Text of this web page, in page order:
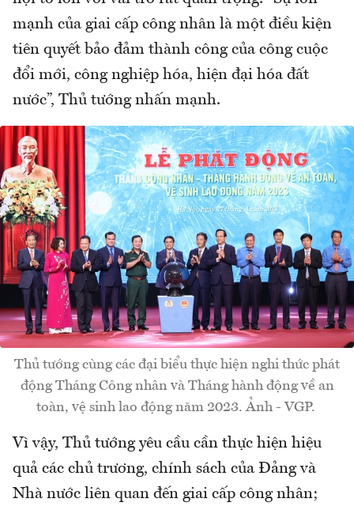
mạnh của giai cấp công nhân là một điều kiện
tiên quyết bảo đảm thành công của công cuộc
đổi mới, công nghiệp hóa, hiện đại hóa đất
nước”, Thủ tướng nhấn mạnh.
Thủ tướng cùng các đại biểu thực hiện nghi thức phát
động Tháng Công nhân và Tháng hành động về an
toàn, vệ sinh lao động năm 2023. Ảnh - VGP.
Vì vậy, Thủ tướng yêu cầu cần thực hiện hiệu
quả các chủ trương, chính sách của Đảng và
Nhà nước liên quan đến giai cấp công nhân;